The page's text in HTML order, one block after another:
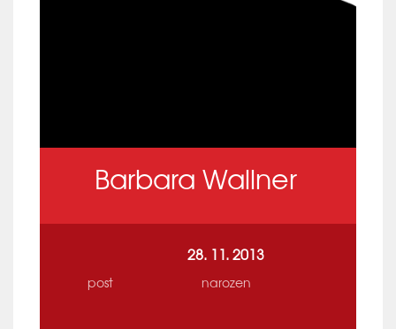
Barbara Wallner
post
28. 11. 2013
narozen